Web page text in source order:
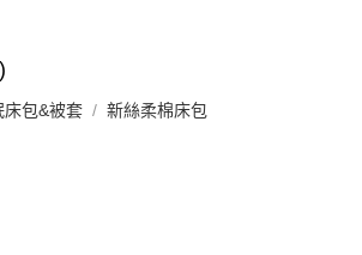
床包&被套 新絲柔棉床包